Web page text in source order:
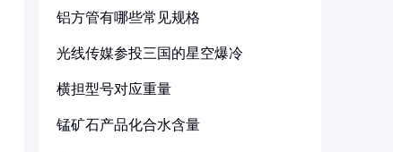
铝方管有哪些常见规格
光线传媒参投三国的星空爆冷
横担型号对应重量
锰矿石产品化合水含量